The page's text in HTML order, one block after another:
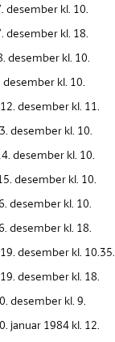
desember kl. 10.
desember kl. 18.
desember kl. 10.
kl. 10.
desember kl. 11.
desember kl. 10.
desember kl. 10.
desember kl. 10.
desember kl. 10.
desember kl. 18.
desember kl. 10.35.
desember kl. 18.
desember kl. 9.
januar 1984 kl. 12.